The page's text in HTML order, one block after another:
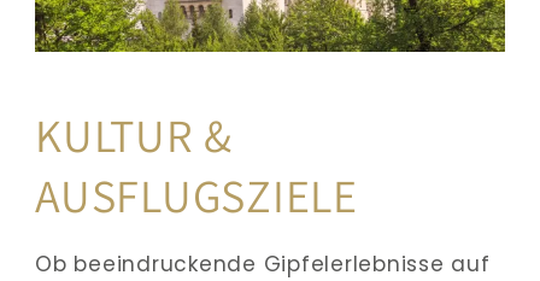
KULTUR &
AUSFLUGSZIELE
Ob beeindruckende Gipfelerlebnisse auf